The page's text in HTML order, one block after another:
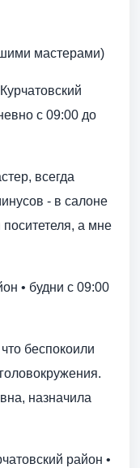
мастерами)
с 09:00 до
всегда
- в салоне
поситетеля, а мне
• будни с 09:00
беспокоили
назначила
район •